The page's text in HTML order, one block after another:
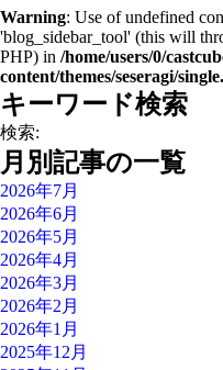
Warning: Use of undefined
'blog_sidebar_tool' (this will
PHP) in /home/users/0/
content/themes/seseragi/
キーワード検索
検索:
月別記事の一覧
2026年7月
2026年6月
2026年5月
2026年4月
2026年3月
2026年2月
2026年1月
2025年12月